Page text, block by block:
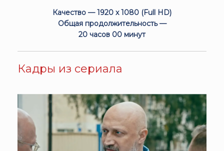
Качество — 1920 x 1080 (Full HD)
Общая продолжительность —
20 часов 00 минут
Кадры из сериала